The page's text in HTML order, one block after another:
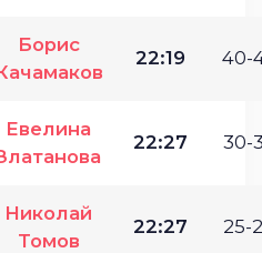
Борис
22:19 40-
Евелина
22:27 30-
Николай
Томов
22:27 25-